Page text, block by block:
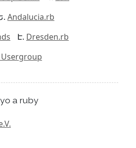
Andalucia.rb
Dresden.rb
a ruby